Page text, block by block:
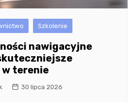
Szkolenie
nawigacyjne
w terenie
30 lipca 2026